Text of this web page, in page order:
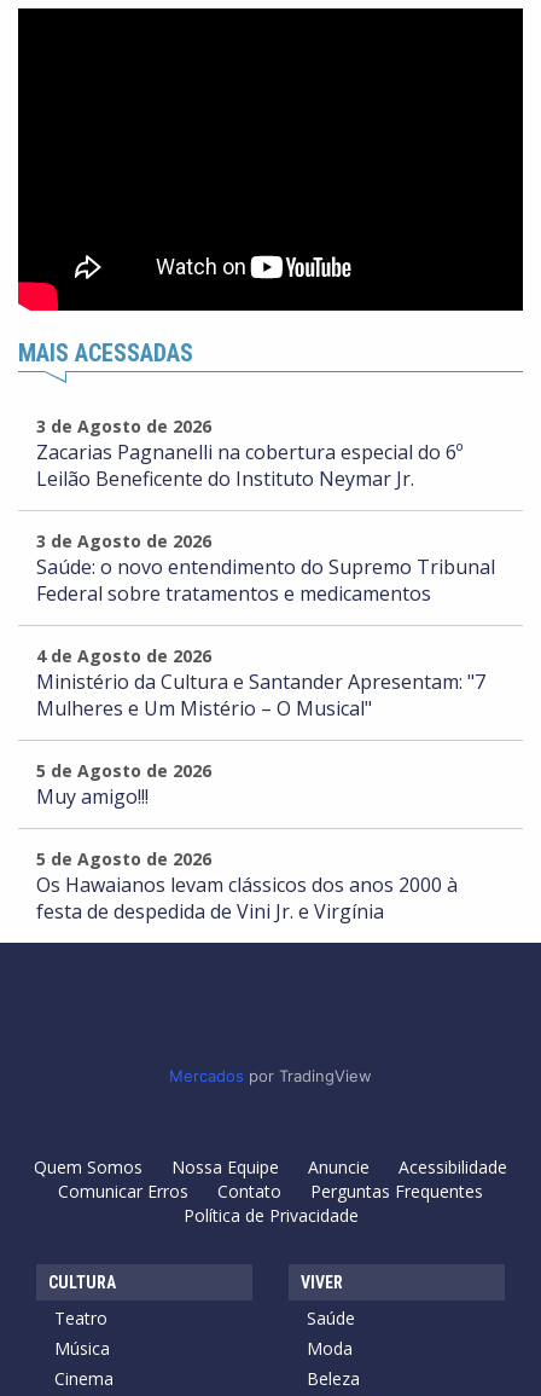
MAIS ACESSADAS
3 de Agosto de 2026
Zacarias Pagnanelli na cobertura especial do 6º
Leilão Beneficente do Instituto Neymar Jr.
3 de Agosto de 2026
Saúde: o novo entendimento do Supremo Tribunal
Federal sobre tratamentos e medicamentos
4 de Agosto de 2026
Ministério da Cultura e Santander Apresentam: "7
Mulheres e Um Mistério – O Musical"
5 de Agosto de 2026
Muy amigo!!!
5 de Agosto de 2026
Os Hawaianos levam clássicos dos anos 2000 à
festa de despedida de Vini Jr. e Virgínia
Mercados por TradingView
Quem Somos Nossa Equipe Anuncie
Acessibilidade
Comunicar Erros
Contato
Perguntas Frequentes
Política de Privacidade
CULTURA
Teatro
Música
Cinema
VIVER
Saúde
Moda
Beleza